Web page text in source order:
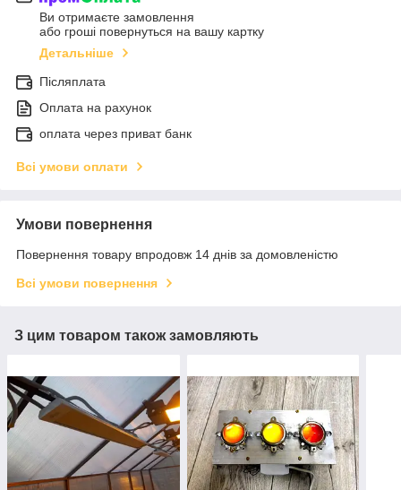
Ви отримаєте замовлення
або гроші повернуться на вашу картку
Детальніше
Післяплата
Оплата на рахунок
оплата через приват банк
Всі умови оплати
Умови повернення
Повернення товару впродовж 14 днів за домовленістю
Всі умови повернення
З цим товаром також замовляють